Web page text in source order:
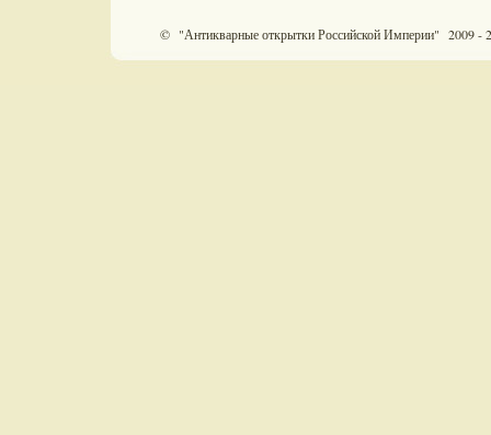
© "Антикварные открытки Российской Империи" 2009 -